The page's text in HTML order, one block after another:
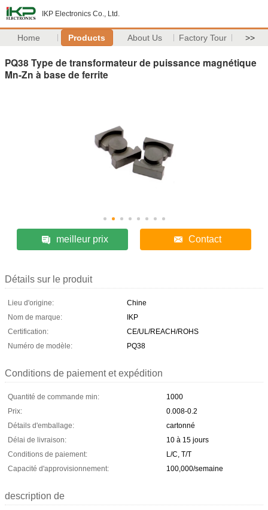
IKP Electronics Co., Ltd.
Home Products About Us Factory Tour >>
PQ38 Type de transformateur de puissance magnétique
Mn-Zn à base de ferrite
meilleur prix Contact
Détails sur le produit
Lieu d'origine:
Chine
Nom de marque:
IKP
Certification:
CE/UL/REACH/ROHS
Numéro de modèle:
PQ38
Conditions de paiement et expédition
Quantité de commande min:
1000
Prix:
0.008-0.2
Détails d'emballage:
cartonné
Délai de livraison:
10 à 15 jours
Conditions de paiement:
L/C, T/T
Capacité d'approvisionnement:
100,000/semaine
description de